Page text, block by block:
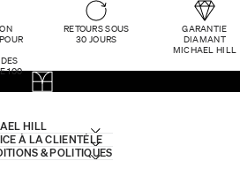
100
RETOURS SOUS
30 JOURS
GARANTIE
DIAMANT
MICHAEL HILL
HILL
À LA CLIENTÈLE
& POLITIQUES